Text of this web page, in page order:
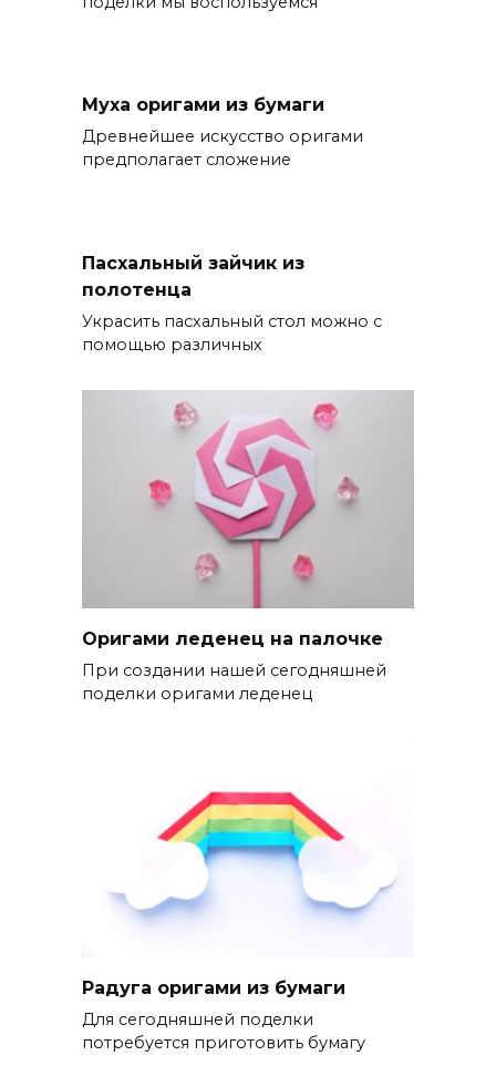
Муха оригами из бумаги
Древнейшее искусство оригами
предполагает сложение
Пасхальный зайчик из
полотенца
Украсить пасхальный стол можно с
помощью различных
Оригами леденец на палочке
При создании нашей сегодняшней
поделки оригами леденец
Радуга оригами из бумаги
Для сегодняшней поделки
потребуется приготовить бумагу